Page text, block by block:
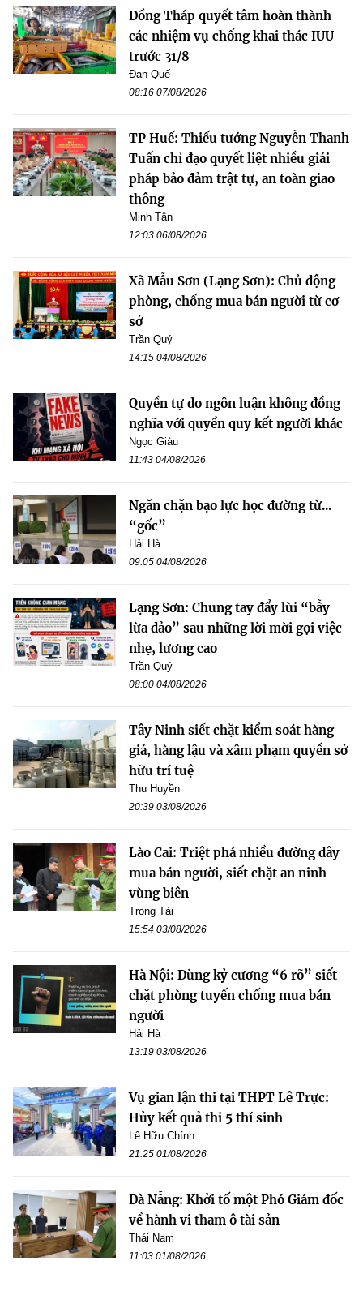
Đồng Tháp quyết tâm hoàn thành
các nhiệm vụ chống khai thác IUU
trước 31/8
Đan Quế
08:16 07/08/2026
TP Huế: Thiếu tướng Nguyễn Thanh
Tuấn chỉ đạo quyết liệt nhiều giải
pháp bảo đảm trật tự, an toàn giao
thông
Minh Tân
12:03 06/08/2026
Xã Mẫu Sơn (Lạng Sơn): Chủ động
phòng, chống mua bán người từ cơ
sở
Trần Quý
14:15 04/08/2026
Quyền tự do ngôn luận không đồng
nghĩa với quyền quy kết người khác
Ngọc Giàu
11:43 04/08/2026
Ngăn chặn bạo lực học đường từ...
“gốc”
Hải Hà
09:05 04/08/2026
Lạng Sơn: Chung tay đẩy lùi “bẫy
lừa đảo” sau những lời mời gọi việc
nhẹ, lương cao
Trần Quý
08:00 04/08/2026
Tây Ninh siết chặt kiểm soát hàng
giả, hàng lậu và xâm phạm quyền sở
hữu trí tuệ
Thu Huyền
20:39 03/08/2026
Lào Cai: Triệt phá nhiều đường dây
mua bán người, siết chặt an ninh
vùng biên
Trọng Tài
15:54 03/08/2026
Hà Nội: Dùng kỷ cương “6 rõ” siết
chặt phòng tuyến chống mua bán
người
Hải Hà
13:19 03/08/2026
Vụ gian lận thi tại THPT Lê Trực:
Hủy kết quả thi 5 thí sinh
Lê Hữu Chính
21:25 01/08/2026
Đà Nẵng: Khởi tố một Phó Giám đốc
về hành vi tham ô tài sản
Thái Nam
11:03 01/08/2026